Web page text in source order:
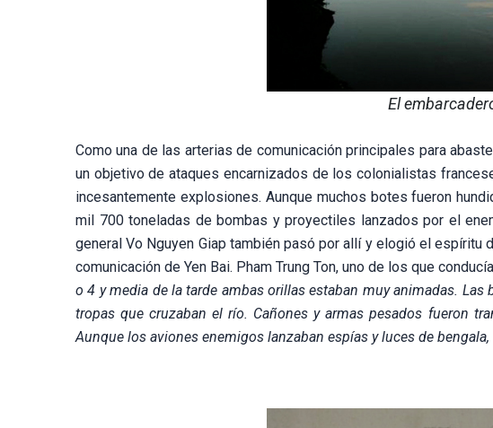
El
Como una de las arterias de comunicación principales para
un objetivo de ataques encarnizados de los colonialistas
incesantemente explosiones. Aunque muchos botes fueron
mil 700 toneladas de bombas y proyectiles lanzados por el
general Vo Nguyen Giap también pasó por allí y elogió el
comunicación de Yen Bai. Pham Trung Ton, uno de los que
o 4 y media de la tarde ambas orillas estaban muy animadas.
tropas que cruzaban el río. Cañones y armas pesados fueron
Aunque los aviones enemigos lanzaban espías y luces de bengala,